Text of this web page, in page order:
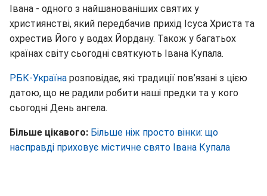
Івана - одного з найшанованіших святих у
християнстві, який передбачив прихід Ісуса Христа та
охрестив Його у водах Йордану. Також у багатьох
країнах світу сьогодні святкують Івана Купала.
РБК-Україна розповідає, які традиції пов’язані з цією
датою, що не радили робити наші предки та у кого
сьогодні День ангела.
Більше цікавого: Більше ніж просто вінки: що
насправді приховує містичне свято Івана Купала